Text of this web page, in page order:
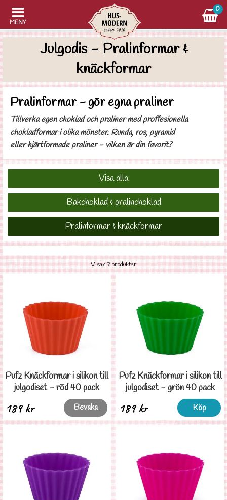
MENY
0
Julgodis - Pralinformar &
knäckformar
Pralinformar - gör egna praliner
Tillverka egen choklad och praliner med proffesionella
chokladformar i olika mönster. Runda, ros, pyramid
eller hjärtformade praliner - vilken är din favorit?
Visa alla
Bakchoklad & pralinchoklad
Pralinformar & knäckformar
Visar 7 produkter
Pufz Knäckformar i silikon till
julgodiset - röd 40 pack
189 kr Bevaka
Pufz Knäckformar i silikon till
julgodiset - grön 40 pack
189 kr Köp